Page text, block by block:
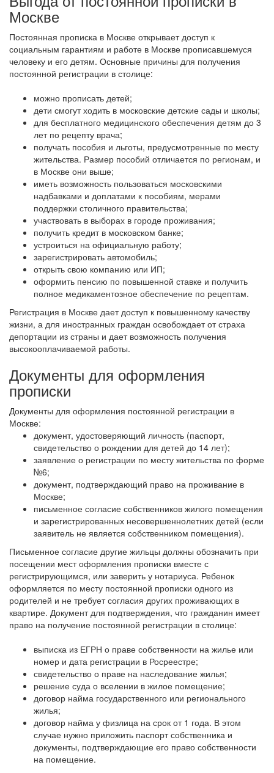
Москве
Постоянная прописка в Москве открывает доступ к
социальным гарантиям и работе в Москве прописавшемуся
человеку и его детям. Основные причины для получения
постоянной регистрации в столице:
можно прописать детей;
дети смогут ходить в московские детские сады и школы;
для бесплатного медицинского обеспечения детям до 3
лет по рецепту врача;
получать пособия и льготы, предусмотренные по месту
жительства. Размер пособий отличается по регионам, и
в Москве они выше;
иметь возможность пользоваться московскими
надбавками и доплатами к пособиям, мерами
поддержки столичного правительства;
участвовать в выборах в городе проживания;
получить кредит в московском банке;
устроиться на официальную работу;
зарегистрировать автомобиль;
открыть свою компанию или ИП;
оформить пенсию по повышенной ставке и получить
полное медикаментозное обеспечение по рецептам.
Регистрация в Москве дает доступ к повышенному качеству
жизни, а для иностранных граждан освобождает от страха
депортации из страны и дает возможность получения
высокооплачиваемой работы.
Документы для оформления
прописки
Документы для оформления постоянной регистрации в
Москве:
документ, удостоверяющий личность (паспорт,
свидетельство о рождении для детей до 14 лет);
заявление о регистрации по месту жительства по форме
№6;
документ, подтверждающий право на проживание в
Москве;
письменное согласие собственников жилого помещения
и зарегистрированных несовершеннолетних детей (если
заявитель не является собственником помещения).
Письменное согласие другие жильцы должны обозначить при
посещении мест оформления прописки вместе с
регистрирующимся, или заверить у нотариуса. Ребенок
оформляется по месту постоянной прописки одного из
родителей и не требует согласия других проживающих в
квартире. Документ для подтверждения, что гражданин имеет
право на получение постоянной регистрации в столице:
выписка из ЕГРН о праве собственности на жилье или
номер и дата регистрации в Росреестре;
свидетельство о праве на наследование жилья;
решение суда о вселении в жилое помещение;
договор найма государственного или регионального
жилья;
договор найма у физлица на срок от 1 года. В этом
случае нужно приложить паспорт собственника и
документы, подтверждающие его право собственности
на помещение.